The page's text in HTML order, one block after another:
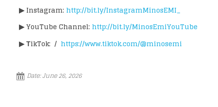
▶Instagram: http://bit.ly/InstagramMinosEMI_
▶YouTube Channel: http://bit.ly/MinosEmiYouTube
▶ΤikTok: / https://www.tiktok.com/@minosemi
Date:June 26, 2026